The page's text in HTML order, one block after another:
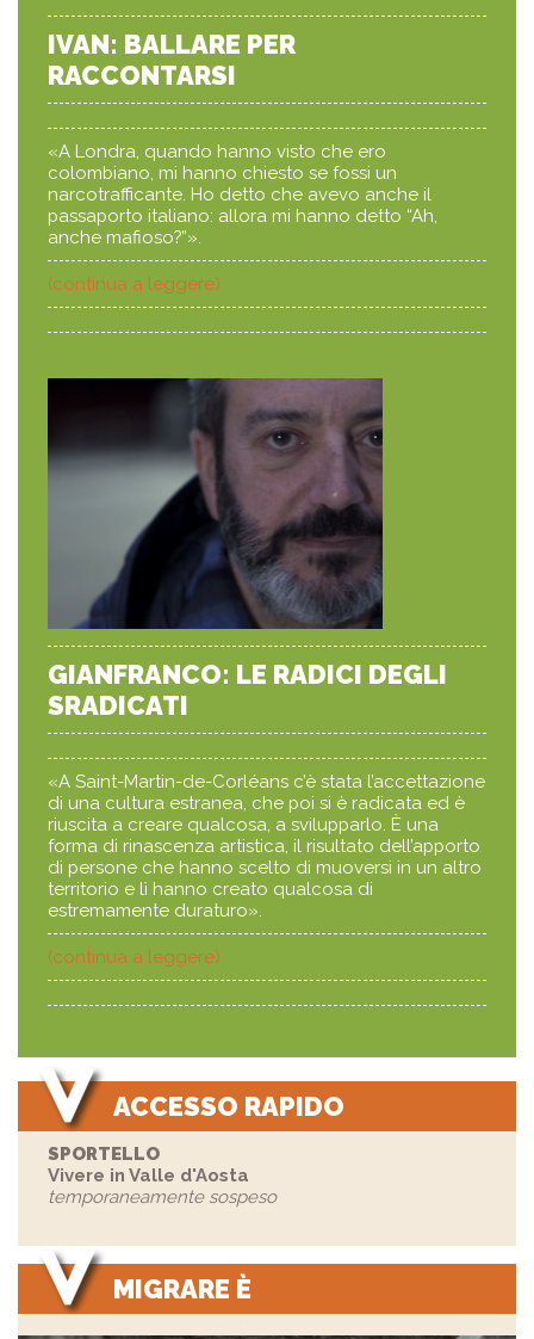
IVAN: BALLARE PER
RACCONTARSI
«A Londra, quando hanno visto che ero
colombiano, mi hanno chiesto se fossi un
narcotrafficante. Ho detto che avevo anche il
passaporto italiano: allora mi hanno detto “Ah,
anche mafioso?”».
(continua a leggere)
GIANFRANCO: LE RADICI DEGLI
SRADICATI
«A Saint-Martin-de-Corléans c’è stata l’accettazione
di una cultura estranea, che poi si è radicata ed è
riuscita a creare qualcosa, a svilupparlo. È una
forma di rinascenza artistica, il risultato dell’apporto
di persone che hanno scelto di muoversi in un altro
territorio e lì hanno creato qualcosa di
estremamente duraturo».
(continua a leggere)
ACCESSO RAPIDO
SPORTELLO
Vivere in Valle d'Aosta
temporaneamente sospeso
MIGRARE È